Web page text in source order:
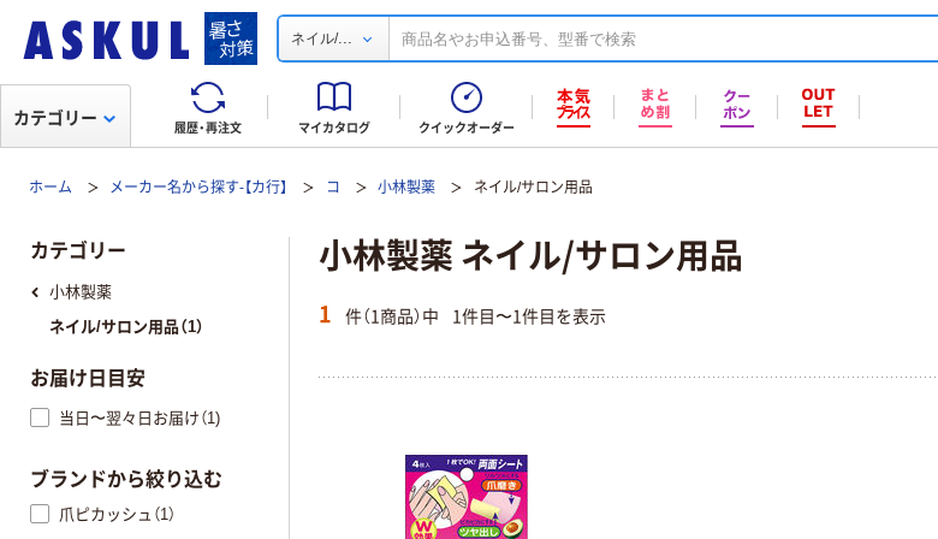
ネイル/...
履歴・再注文 マイカタログ クイックオーダー
カテゴリー
ホーム メーカー名から探す-【カ行】 コ 小林製薬 ネイル/サロン用品
小林製薬 ネイル/サロン用品
1 件（1商品）中 1件目〜1件目を表示
カテゴリー
小林製薬
ネイル/サロン用品（1）
お届け日目安
当日〜翌々日お届け（1)
ブランドから絞り込む
爪ピカッシュ（1）